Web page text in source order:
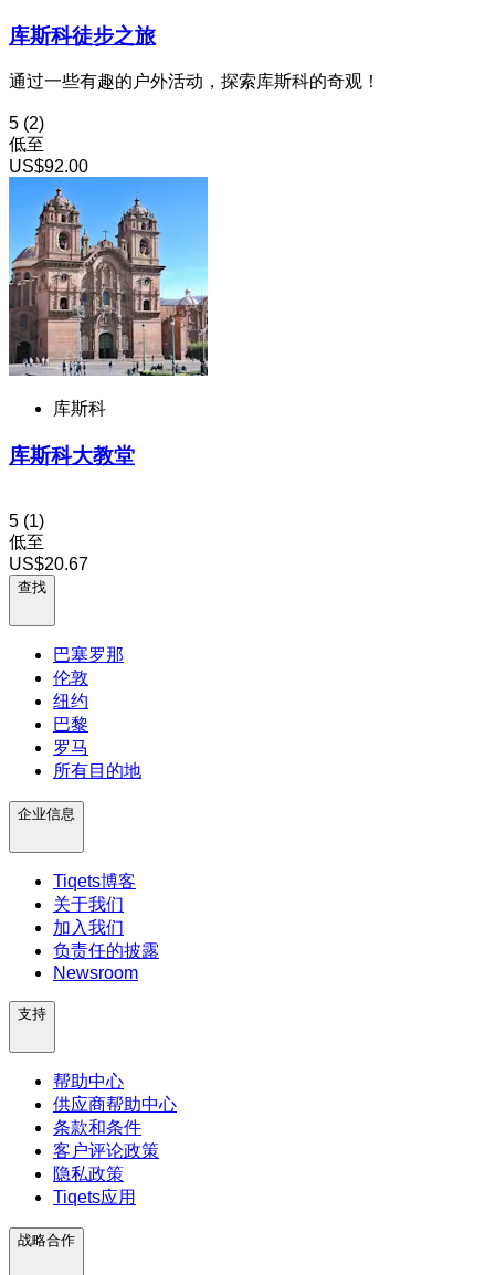
库斯科徒步之旅
通过一些有趣的户外活动，探索库斯科的奇观！
5 (2)
低至
US$92.00
库斯科
库斯科大教堂
5 (1)
低至
US$20.67
查找
巴塞罗那
伦敦
纽约
巴黎
罗马
所有目的地
企业信息
Tiqets博客
关于我们
加入我们
负责任的披露
Newsroom
支持
帮助中心
供应商帮助中心
条款和条件
客户评论政策
隐私政策
Tiqets应用
战略合作